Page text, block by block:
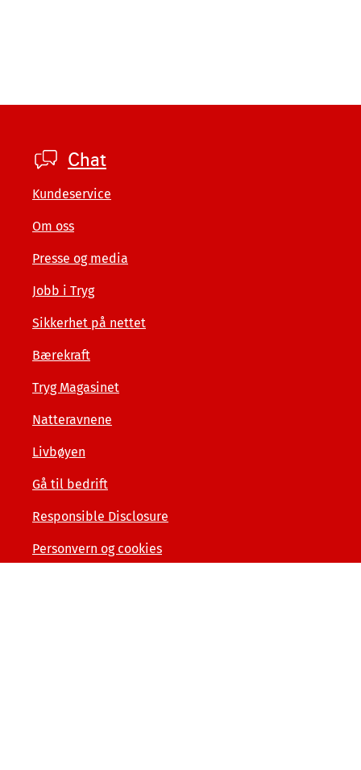
Footer
private
Chat
Kundeservice
Om oss
Presse og media
Jobb i Tryg
Sikkerhet på nettet
Bærekraft
Tryg Magasinet
Natteravnene
Livbøyen
Gå til bedrift
Responsible Disclosure
Personvern og cookies